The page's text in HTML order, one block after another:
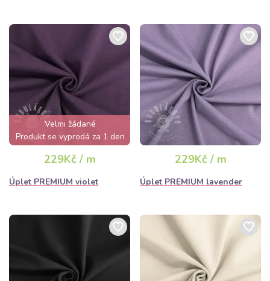
Velmi žádané
Produkt se vyprodá za 1 den
229Kč / m
Úplet PREMIUM violet
229Kč / m
Úplet PREMIUM lavender